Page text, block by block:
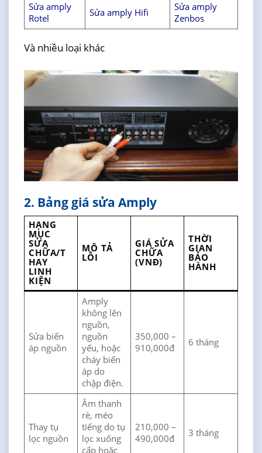
Sửa amply
Rotel
Sửa amply Hifi
Sửa amply
Zenbos
Và nhiều loại khác
2. Bảng giá sửa Amply
HẠNG
MỤC
SỬA
CHỮA/T
HAY
LINH
KIỆN
MÔ TẢ
LỖI
GIÁ SỬA
CHỮA
(VNĐ)
THỜI
GIAN
BẢO
HÀNH
Sửa biến
áp nguồn
Amply
không lên
nguồn,
nguồn
yếu, hoặc
cháy biến
áp do
chập điện.
350,000 –
910,000đ
6 tháng
Thay tụ
lọc nguồn
Âm thanh
rè, méo
tiếng do tụ
lọc xuống
cấp hoặc
210,000 –
490,000đ
3 tháng